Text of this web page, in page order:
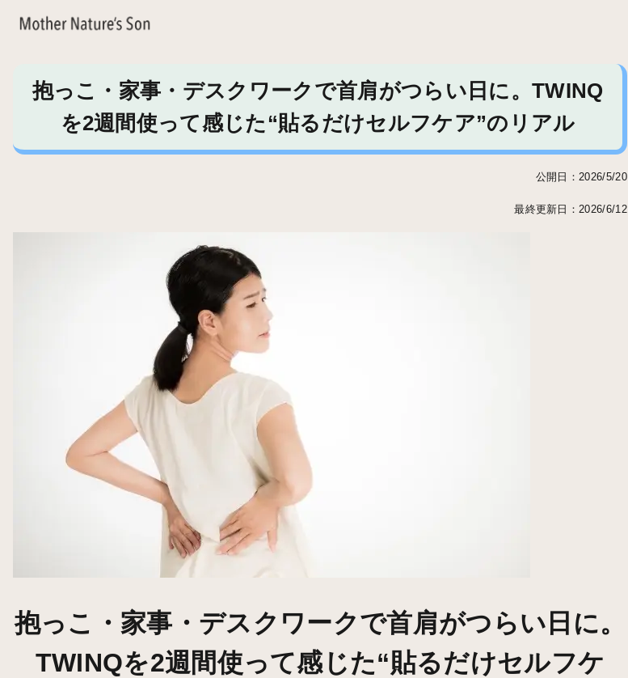
抱っこ・家事・デスクワークで首肩がつらい日に。TWINQ
を2週間使って感じた“貼るだけセルフケア”のリアル
公開日：2026/5/20
最終更新日：2026/6/12
抱っこ・家事・デスクワークで首肩がつらい日に。
TWINQを2週間使って感じた“貼るだけセルフケ